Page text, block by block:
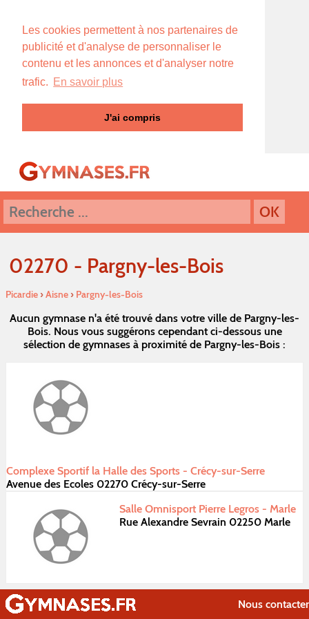
Les cookies permettent à nos partenaires de
publicité et d'analyse de personnaliser le
contenu et les annonces et d'analyser notre
trafic. En savoir plus
J'ai compris
02270 - Pargny-les-Bois
Picardie›Aisne› Pargny-les-Bois
Aucun gymnase n'a été trouvé dans votre ville de Pargny-les-
Bois. Nous vous suggérons cependant ci-dessous une
sélection de gymnases à proximité de Pargny-les-Bois :
Complexe Sportif la Halle des Sports - Crécy-sur-Serre
Avenue des Ecoles 02270 Crécy-sur-Serre
Salle Omnisport Pierre Legros - Marle
Rue Alexandre Sevrain 02250 Marle
Nous contacter